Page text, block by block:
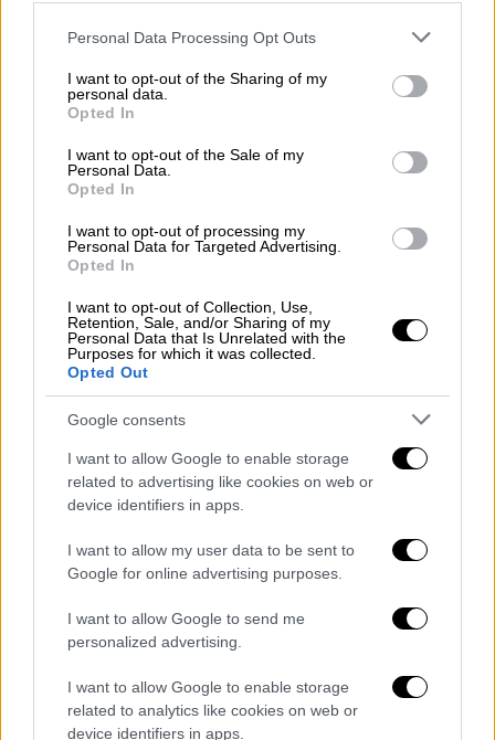
Please note that this website/app uses one or more Google
not limited to your visit or usage behaviour. You may click to
grant or deny consent to Google and its third-party tags to
use your data for below specified purposes in below Google
consent section.
Personal Data Processing Opt Outs
I want to opt-out of the Sharing of my
personal data.
Opted In
I want to opt-out of the Sale of my
Personal Data.
Opted In
I want to opt-out of processing my
Personal Data for Targeted Advertising.
Opted In
I want to opt-out of Collection, Use,
Retention, Sale, and/or Sharing of my
Personal Data that Is Unrelated with the
Purposes for which it was collected.
Opted Out
Google consents
I want to allow Google to enable storage
related to advertising like cookies on web or
device identifiers in apps.
I want to allow my user data to be sent to
Google for online advertising purposes.
I want to allow Google to send me
personalized advertising.
I want to allow Google to enable storage
related to analytics like cookies on web or
device identifiers in apps.
Η μπάλα στο γήπεδο του Μερτς: Η
Τουρκία περιμένει απόφαση για τα
Eurofighters
Ο ισχυρότερος από τους
μεγέθους 4,6 βαθμών, σημειώθηκε στις 10.20
π.μ., με επίκεντρο την περιοχή
επαρχίας τηςΚιουτάχειαςκαι σε εστιακό
βάθος 12,17 χιλιομέτρων, όπως ανακοίνωσε
Υπηρεσία Αντιμετώπισης Φυσικών
Καταστροφών και Εκτάκτων Καταστάσεων
(AFAD)τηςΤουρκίας
Λίγες ώρες πριν από αυτόν τον σεισμό, στις
7.23 π.μ., είχε προηγηθεί δόνηση μεγέθους
βάθος του σεισμού αυτού εντοπίστηκε στα
8,8 χιλιόμετρα. Λίγο λεπτά μετά τον σεισμό
αυτό, στις 07:29, έγινε αισθητή μία άλλη
δόνηση εντάσεως 3,9 βαθμών σε εστιακό
Ο νομάρχης τηςΚιουτάχειας ,Μουσά